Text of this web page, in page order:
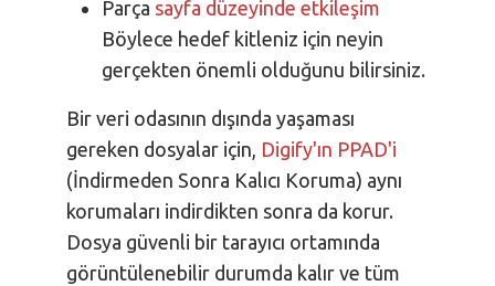
Parça sayfa düzeyinde etkileşim
Böylece hedef kitleniz için neyin
gerçekten önemli olduğunu bilirsiniz.
Bir veri odasının dışında yaşaması
gereken dosyalar için, Digify'ın PPAD'i
(İndirmeden Sonra Kalıcı Koruma) aynı
korumaları indirdikten sonra da korur.
Dosya güvenli bir tarayıcı ortamında
görüntülenebilir durumda kalır ve tüm